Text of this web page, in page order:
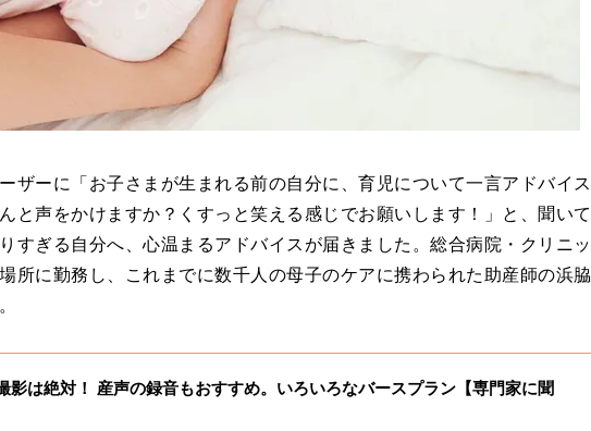
ザーに「お子さまが生まれる前の自分に、育児について一言アドバイス
と声をかけますか？くすっと笑える感じでお願いします！」と、聞いて
すぎる自分へ、心温まるアドバイスが届きました。総合病院・クリニッ
所に勤務し、これまでに数千人の母子のケアに携わられた助産師の浜脇
影は絶対！ 産声の録音もおすすめ。いろいろなバースプラン【専門家に聞